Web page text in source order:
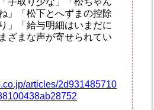
」「松下とへずまの控除
」「給与明細はいまだに
ざまな声が寄せられてい
articles/2d931485710